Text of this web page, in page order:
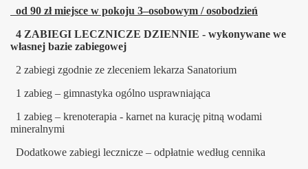
od 90 zł miejsce w pokoju 3–osobowym / osobodzień
4 ZABIEGI LECZNICZE DZIENNIE - wykonywane we
własnej bazie zabiegowej
2 zabiegi zgodnie ze zleceniem lekarza Sanatorium
1 zabieg – gimnastyka ogólno usprawniająca
1 zabieg – krenoterapia - karnet na kurację pitną wodami
mineralnymi
Dodatkowe zabiegi lecznicze – odpłatnie według cennika